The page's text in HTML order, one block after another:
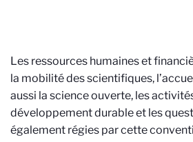
Les ressources humaines et
la mobilité des scientifiques,
aussi la science ouverte, les
développement durable et les
également régies par cette